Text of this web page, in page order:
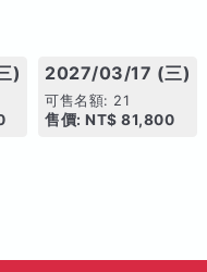
) 2027/03/17 (三)
可售名額: 21
售價: NT$ 81,800